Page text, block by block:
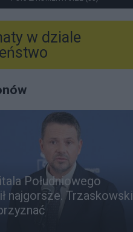
w dziale
Południowego
najgorsze. Trzaskowski